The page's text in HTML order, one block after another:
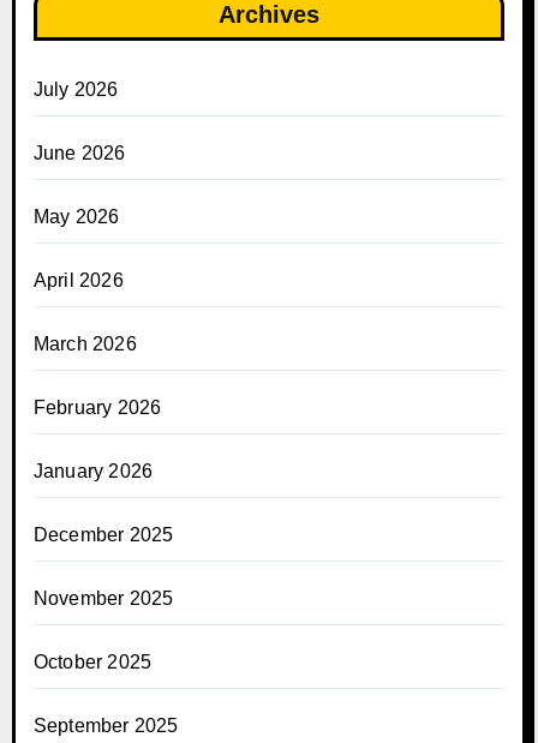
Archives
July 2026
June 2026
May 2026
April 2026
March 2026
February 2026
January 2026
December 2025
November 2025
October 2025
September 2025